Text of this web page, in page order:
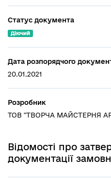
Статус документа
Діючий
Дата розпорядчого
20.01.2021
Розробник
ТОВ "ТВОРЧА МАЙСТЕРНЯ
Відомості про
документації